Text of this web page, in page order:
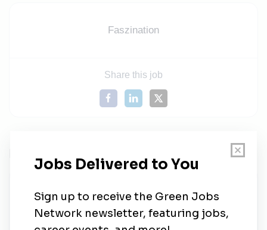
Faszination
Share this job
Windenergieanlagen
DELLNER BUBENZER Germany Wind•Full-time